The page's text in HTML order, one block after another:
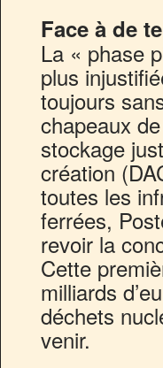
Face à de
La « phase
plus
toujours
chapeaux
stockage
création
toutes les
ferrées,
revoir la
Cette
milliards
déchets
venir.